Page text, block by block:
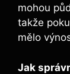
mohou
takže
mělo
Jak